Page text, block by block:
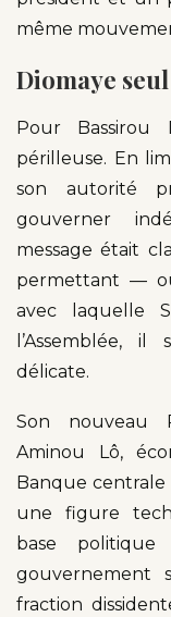
même
Diomaye
Pour Bassirou
périlleuse. En
son autorité
gouverner
message était
permettant —
avec laquelle
l’Assemblée,
délicate.
Son nouveau
Aminou Lô,
Banque centrale
une figure
base
fraction